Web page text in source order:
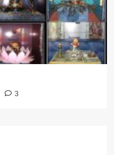
3